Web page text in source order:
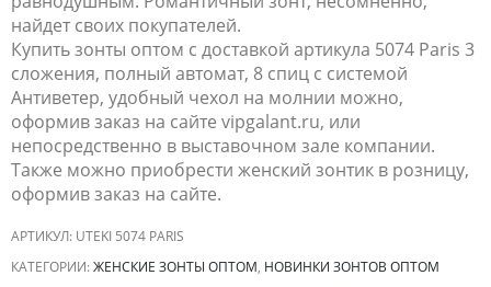
найдет своих покупателей.
Купить зонты оптом с доставкой артикула 5074 Paris 3
сложения, полный автомат, 8 спиц с системой
Антиветер, удобный чехол на молнии можно,
оформив заказ на сайте vipgalant.ru, или
непосредственно в выставочном зале компании.
Также можно приобрести женский зонтик в розницу,
оформив заказ на сайте.
АРТИКУЛ: UTEKI 5074 PARIS
КАТЕГОРИИ:ЖЕНСКИЕ ЗОНТЫ ОПТОМ, НОВИНКИ ЗОНТОВ ОПТОМ